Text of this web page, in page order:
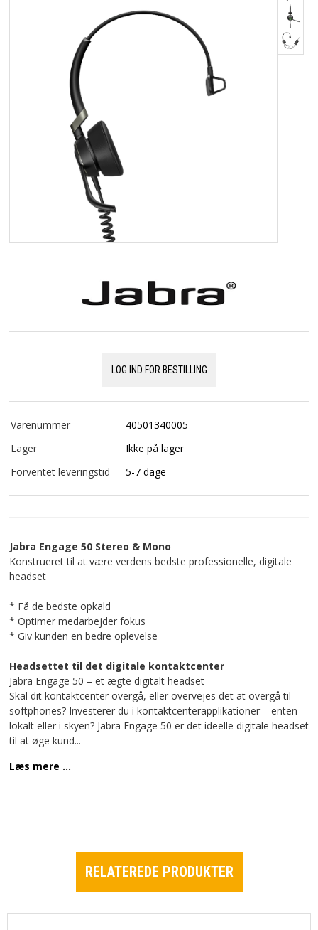
OM OS
FORRETNINGSBETINGELSER
APPLE FOR BUSINESS
LOG IND FOR BESTILLING
Varenummer
40501340005
Lager
Ikke på lager
Forventet leveringstid
5-7 dage
Jabra Engage 50 Stereo & Mono
Konstrueret til at være verdens bedste professionelle, digitale
headset
* Få de bedste opkald
* Optimer medarbejder fokus
* Giv kunden en bedre oplevelse
Headsettet til det digitale kontaktcenter
Jabra Engage 50 – et ægte digitalt headset
Skal dit kontaktcenter overgå, eller overvejes det at overgå til
softphones? Investerer du i kontaktcenterapplikationer – enten
lokalt eller i skyen? Jabra Engage 50 er det ideelle digitale headset
til at øge kund...
Læs mere ...
RELATEREDE PRODUKTER